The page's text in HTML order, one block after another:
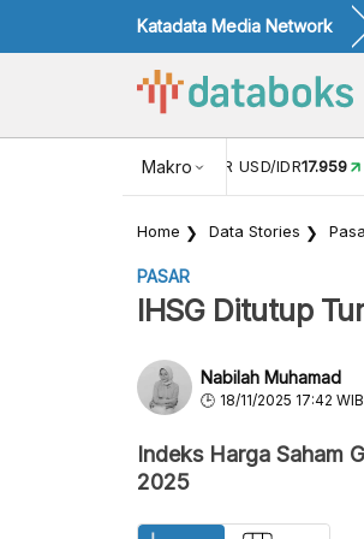
Katadata Media Network
Makro
NILAI TUKAR USD/IDR17.959
Home Data Stories
PASAR
IHSG Ditutup
Nabilah Muhamad
18/11/2025 17:42 WIB
Indeks Harga Saham
2025